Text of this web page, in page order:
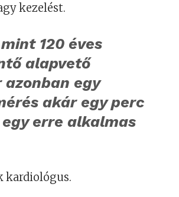
kezelést.
120 éves
alapvető
egy
akár egy perc
erre alkalmas
kardiológus.